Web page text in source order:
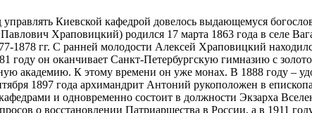
Киевской кафедрой довелось выдающемуся
Храповицкий) родился 17 марта 1863 года в селе
1878 гг. С ранней молодости Алексей Храповицкий
году он оканчивает Санкт-Петербургскую гимназию с
академию. К этому времени он уже монах. В 1888 году –
1897 года архимандрит Антоний рукоположен в
и одновременно состоит в должности Экзарха
о восстановлении Патриаршества в России, а в 1911